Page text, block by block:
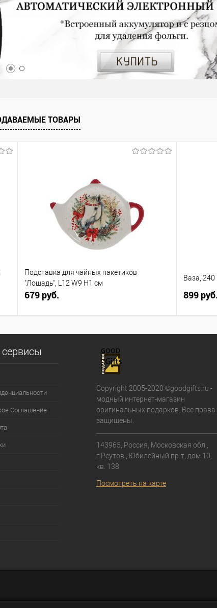
ТОВАРЫ
Подставка для чайных пакетиков
"Лошадь", L12 W9 H1 см
679 руб.
Ваза,
899 руб.
Соглашение
Copyright 2005-2020 ©goodgifts.ru -
модный интернет-магазин
оригинальных подарков. Все права
защищены.
143965, Россия, Московская обл.,
г.Реутов , Юбилейный пр-т, дом 10,
кв. 138⁠
Посмотреть на карте